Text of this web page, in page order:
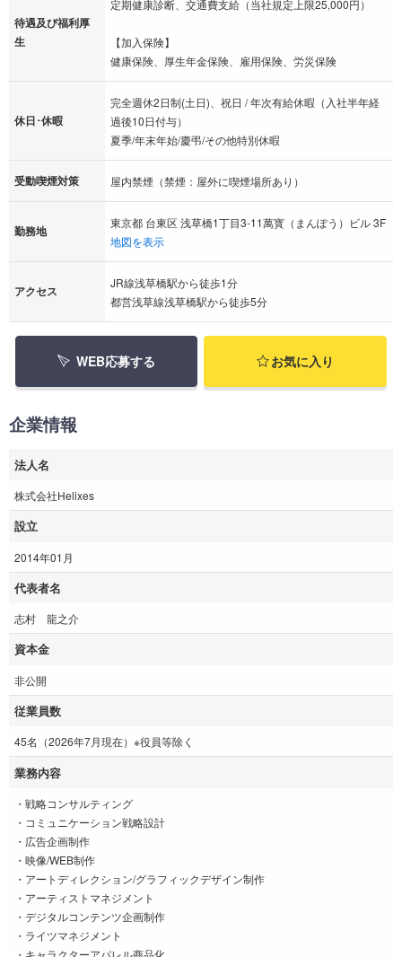
待遇及び福利厚
生
定期健康診断、交通費支給（当社規定上限25,000円）
【加入保険】
健康保険、厚生年金保険、雇用保険、労災保険
休日･休暇
完全週休2日制(土日)、祝日 / 年次有給休暇（入社半年経
過後10日付与）
夏季/年末年始/慶弔/その他特別休暇
受動喫煙対策 屋内禁煙（禁煙：屋外に喫煙場所あり）
勤務地
東京都 台東区 浅草橋1丁目3-11萬寳（まんぽう）ビル 3F
地図を表示
アクセス
JR線浅草橋駅から徒歩1分
都営浅草線浅草橋駅から徒歩5分
WEB応募する お気に入り
企業情報
法人名
株式会社Helixes
設立
2014年01月
代表者名
志村 龍之介
資本金
非公開
従業員数
45名（2026年7月現在）※役員等除く
業務内容
・戦略コンサルティング
・コミュニケーション戦略設計
・広告企画制作
・映像/WEB制作
・アートディレクション/グラフィックデザイン制作
・アーティストマネジメント
・デジタルコンテンツ企画制作
・ライツマネジメント
・キャラクターアパレル商品化